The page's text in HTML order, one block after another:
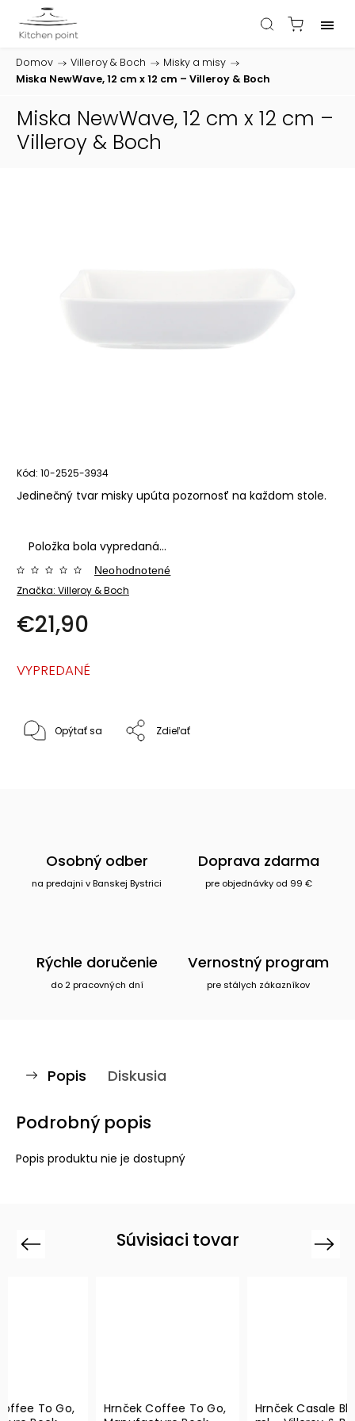
Domov / Villeroy & Boch / Misky a misy /
Miska NewWave, 12 cm x 12 cm – Villeroy & Boch
Miska NewWave, 12 cm x 12 cm –
Villeroy & Boch
Kód: 10-2525-3934
Jedinečný tvar misky upúta pozornosť na každom stole.
Položka bola vypredaná…
Značka: Villeroy & Boch
Neohodnotené
€21,90
VYPREDANÉ
Opýtať sa Zdieľať
Osobný odber
na predajni v Banskej Bystrici
Doprava zdarma
pre objednávky od 99 €
Rýchle doručenie
do 2 pracovných dní
Vernostný program
pre stálych zákazníkov
Popis Diskusia
Podrobný popis
Popis produktu nie je dostupný
Súvisiaci tovar
Previous
Hrnček Coffee To Go,
Hrnček Casale Blu, 380
Next